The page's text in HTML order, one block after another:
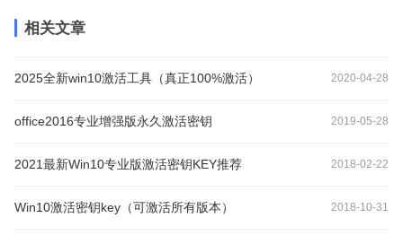
相关文章
2025全新win10激活工具（真正100%激活） 2020-04-28
office2016专业增强版永久激活密钥 2019-05-28
2021最新Win10专业版激活密钥KEY推荐 2018-02-22
Win10激活密钥key（可激活所有版本） 2018-10-31